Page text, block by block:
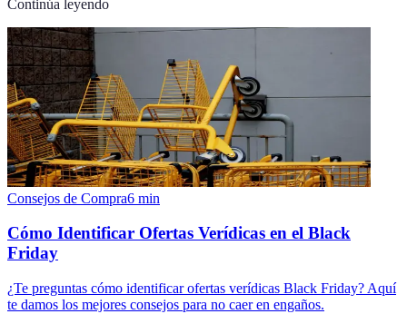
Continúa leyendo
Consejos de Compra6 min
Cómo Identificar Ofertas Verídicas en el Black
Friday
¿Te preguntas cómo identificar ofertas verídicas Black Friday? Aquí
te damos los mejores consejos para no caer en engaños.